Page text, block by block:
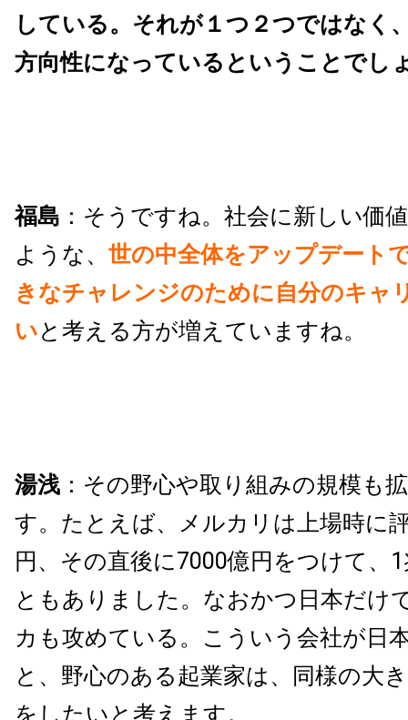
している。それが１つ２つではなく
方向性になっているということでし
福島 ：そうですね。社会に新しい価
ような、 世の中全体をアップデート
きなチャレンジのために自分のキャ
いと考える方が増えていますね。
湯浅 ：その野心や取り組みの規模も
す。たとえば、メルカリは上場時に
円、その直後に7000億円をつけて、
ともありました。なおかつ日本だけ
カも攻めている。こういう会社が日
と、野心のある起業家は、同様の大
をしたいと考えます。